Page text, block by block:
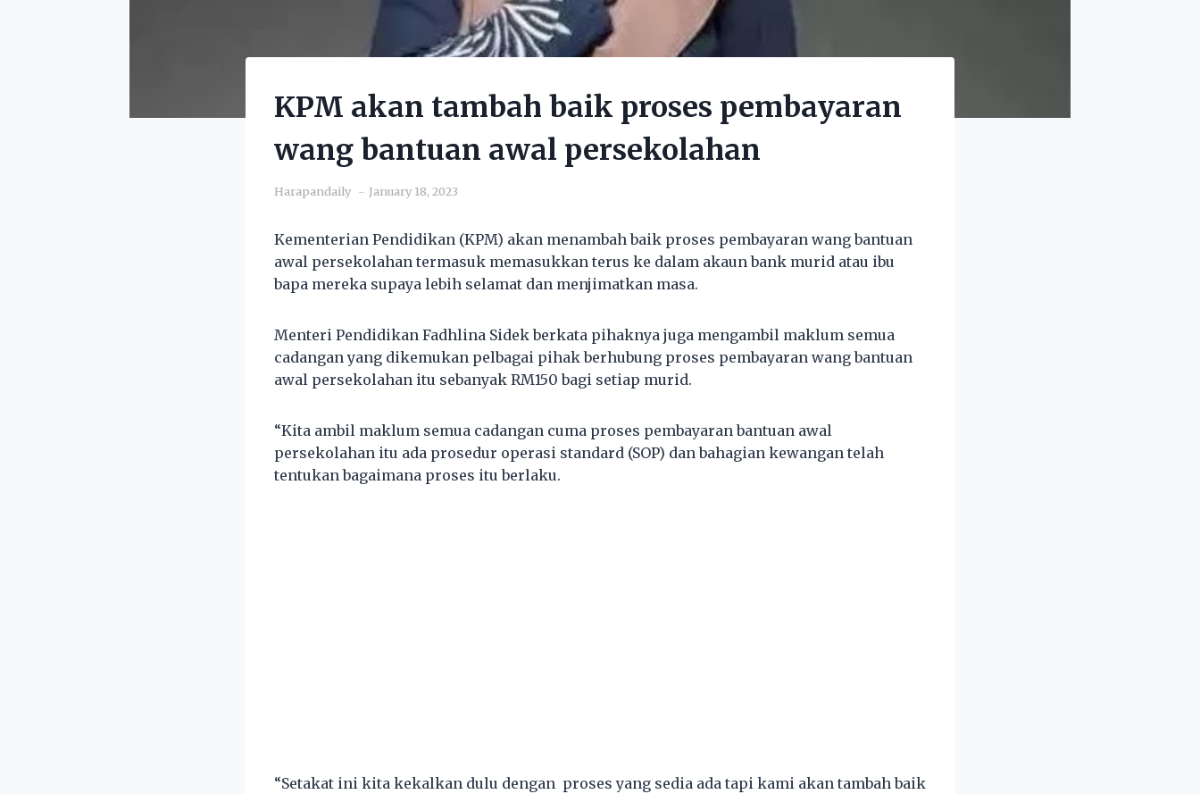
KPM akan tambah baik proses pembayaran
wang bantuan awal persekolahan
Harapandaily January 18, 2023
Kementerian Pendidikan (KPM) akan menambah baik proses pembayaran wang bantuan
awal persekolahan termasuk memasukkan terus ke dalam akaun bank murid atau ibu
bapa mereka supaya lebih selamat dan menjimatkan masa.
Menteri Pendidikan Fadhlina Sidek berkata pihaknya juga mengambil maklum semua
cadangan yang dikemukan pelbagai pihak berhubung proses pembayaran wang bantuan
awal persekolahan itu sebanyak RM150 bagi setiap murid.
“Kita ambil maklum semua cadangan cuma proses pembayaran bantuan awal
persekolahan itu ada prosedur operasi standard (SOP) dan bahagian kewangan telah
tentukan bagaimana proses itu berlaku.
“Setakat ini kita kekalkan dulu dengan proses yang sedia ada tapi kami akan tambah baik